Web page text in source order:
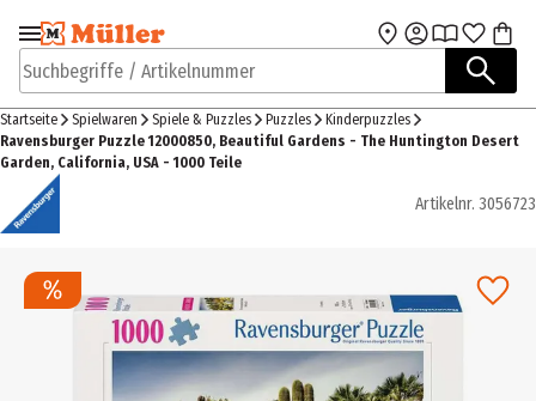
Zur Navigation
springen
Zum Hauptinhalt
Suchbegriffe / Artikelnummer
Startseite Spielwaren Spiele & Puzzles Puzzles
Kinderpuzzles
Ravensburger Puzzle 12000850, Beautiful Gardens - The Huntington Desert
Garden, California, USA - 1000 Teile
Artikelnr. 3056723